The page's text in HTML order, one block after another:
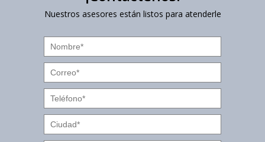
Nuestros asesores están listos para atenderle